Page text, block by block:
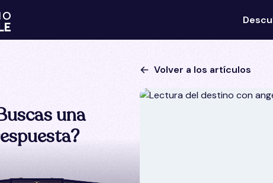
Volver a los artículos
una